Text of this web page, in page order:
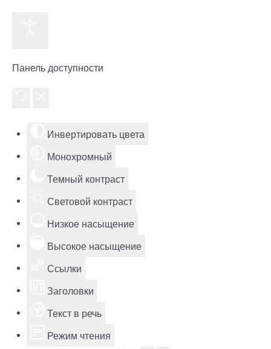
Панель доступности
Инвертировать цвета
Монохромный
Темный контраст
Световой контраст
Низкое насыщение
Высокое насыщение
Ссылки
Заголовки
Текст в речь
Режим чтения